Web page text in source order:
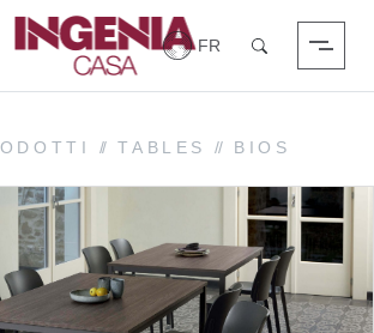
Chercher
Login
// TABLES // BIOS